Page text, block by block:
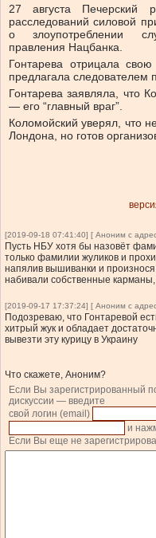
27 августа Печерский
расследований силовой
о злоупотреблении
правления Нацбанка.
Гонтарева отрицала
предлагала следователем
Гонтарева заявляла, что
— его “главный враг”.
Коломойский уверял, что
Лондона, но готов
[2019-09-18 07:41:40] [ Аноним с
Пусть НБУ хотя бы назовёт
только фамилии жуликов и
напялив вышиванки и
набивали собственные
[2019-09-17 17:37:24] [ Аноним с
Подозреваю, что Гонтаревой
хитрый жук и обладает
вывезти эту курицу в Украину
Что скажете, Аноним?
Если Вы зарегистрированный
дискуссии — введите
свой логин (email)
и
Если Вы еще не